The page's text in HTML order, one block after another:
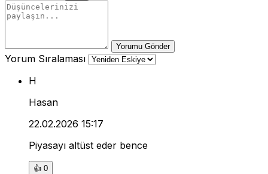
Yorumu Gönder
Yorum Sıralaması
H
Hasan
22.02.2026 15:17
Piyasayı altüst eder bence
👍 0